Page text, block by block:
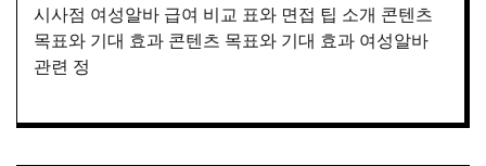
시사점 여성알바 급여 비교 표와 면접 팁 소개 콘텐츠
목표와 기대 효과 콘텐츠 목표와 기대 효과 여성알바
관련 정